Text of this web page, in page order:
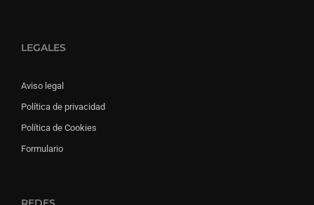
LEGALES
Aviso legal
Política de privacidad
Política de Cookies
Formulario